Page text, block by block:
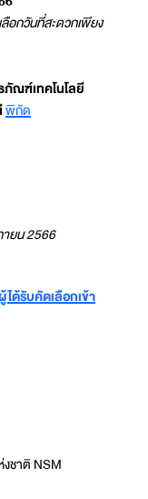
อกวันที่สะดวกเพียง
ณฑ์เทคโนโลยี
พิกัด
ยน 2566
ได้รับคัดเลือกเข้า
ชาติ NSM